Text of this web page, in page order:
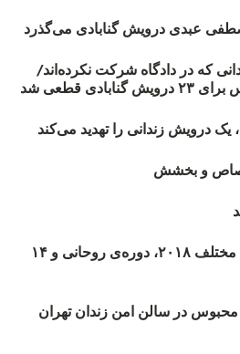
عبدی درویش گنابادی می‌گذرد
زندانی که در دادگاه شرکت نکرده‌اند/
درویش زندانی را تهدید می‌کند
روند اعدام‌ها در ماه‌های مختلف ۲۰۱۸، دوره‌ی روحانی و ۱۴
در سالن امن زندان تهران